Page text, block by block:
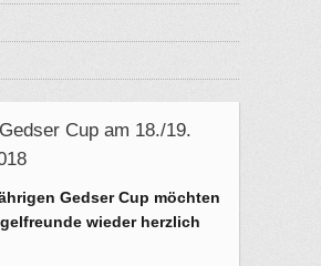
Cup am 18./19.
Gedser Cup möchten
wieder herzlich